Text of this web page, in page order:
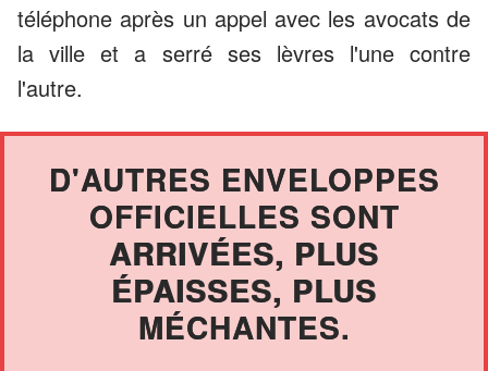
téléphone après un appel avec les avocats de
la ville et a serré ses lèvres l'une contre
l'autre.
D'AUTRES ENVELOPPES
OFFICIELLES SONT
ARRIVÉES, PLUS
ÉPAISSES, PLUS
MÉCHANTES.